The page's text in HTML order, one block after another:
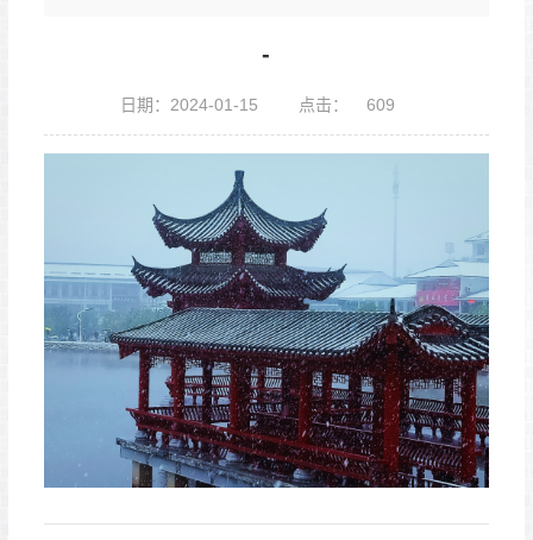
-
日期：2024-01-15 点击： 609